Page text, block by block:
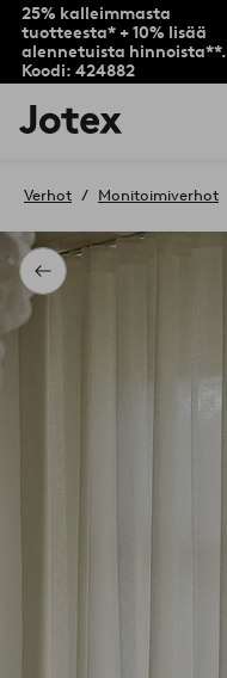
25% kalleimmasta
tuotteesta* + 10% lisää
alennetuista hinnoista**.
Koodi: 424882
Jotex-
logo
aloitussivulle
Takaisin
Verhot Monitoimiverhot